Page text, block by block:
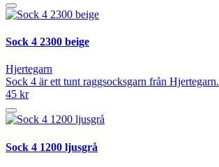
Sock 4 2300 beige
Hjertegarn
Sock 4 är ett tunt raggsocksgarn från Hjertegarn.
45 kr
Sock 4 1200 ljusgrå